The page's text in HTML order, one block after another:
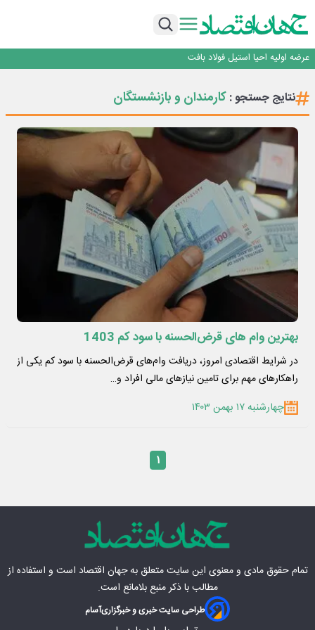
رونمایی فولاد غدیر نی ریز از سامانه ی « آقای پولاد»
نمایشگاهی برگزار می‌شود
عرضه اولیه احیا استیل فولاد بافت
ورق گرم مبارکه به پروژه های انتقال آب رسید
رونمایی فولاد غدیر نی ریز از سامانه ی « آقای پولاد»
نمایشگاهی برگزار می‌شود
عرضه اولیه احیا استیل فولاد بافت
نتایج جستجو :کارمندان و بازنشستگان
بهترین وام ‌های قرض‌الحسنه با سود کم 1403
در شرایط اقتصادی امروز، دریافت وام‌های قرض‌الحسنه با سود کم یکی از
راهکارهای مهم برای تامین نیازهای مالی افراد و…
چهارشنبه ۱۷ بهمن ۱۴۰۳
۱
تمام حقوق مادی‌ و معنوی این سایت متعلق بهجهان اقتصاد است و استفاده از
مطالب با ذکر منبع بلامانع است.
طراحی سایت خبری و خبرگزاریآسام